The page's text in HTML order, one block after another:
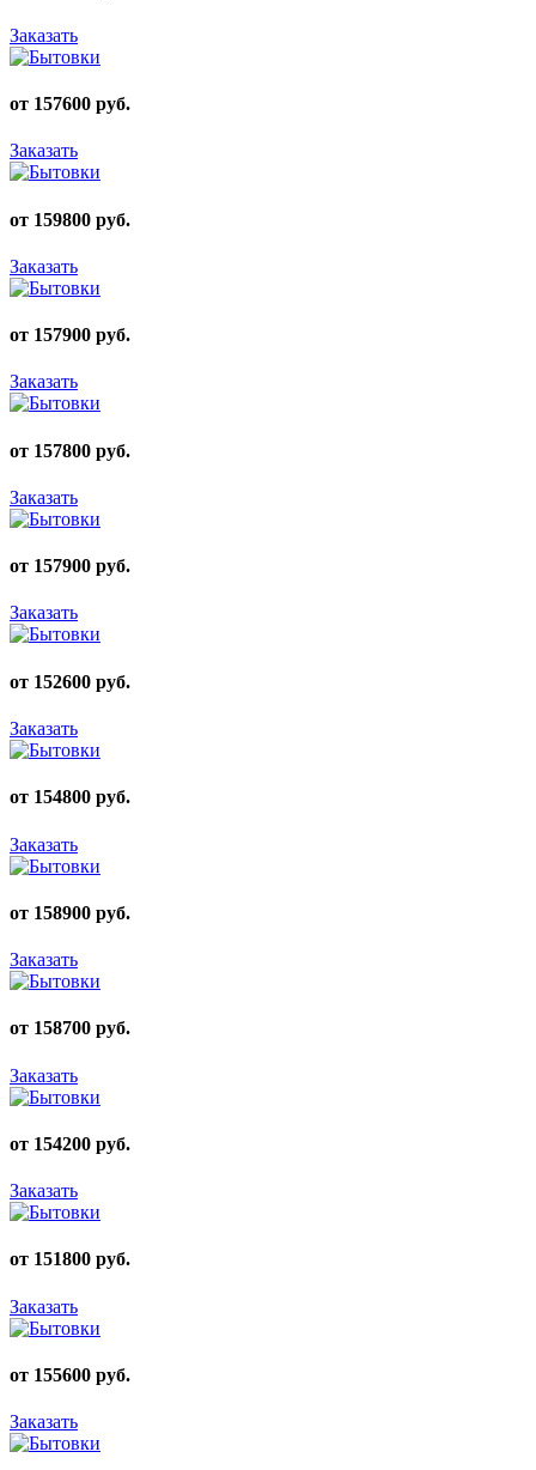
Заказать
от 157600 руб.
Заказать
от 159800 руб.
Заказать
от 157900 руб.
Заказать
от 157800 руб.
Заказать
от 157900 руб.
Заказать
от 152600 руб.
Заказать
от 154800 руб.
Заказать
от 158900 руб.
Заказать
от 158700 руб.
Заказать
от 154200 руб.
Заказать
от 151800 руб.
Заказать
от 155600 руб.
Заказать